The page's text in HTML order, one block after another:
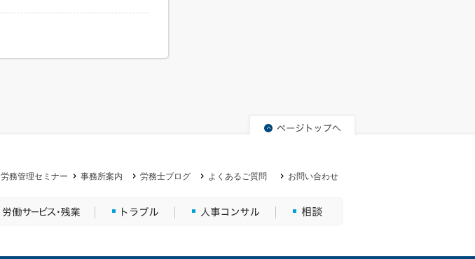
労務管理セミナー 事務所案内 労務士ブログ よくあるご質問 お問い合わせ